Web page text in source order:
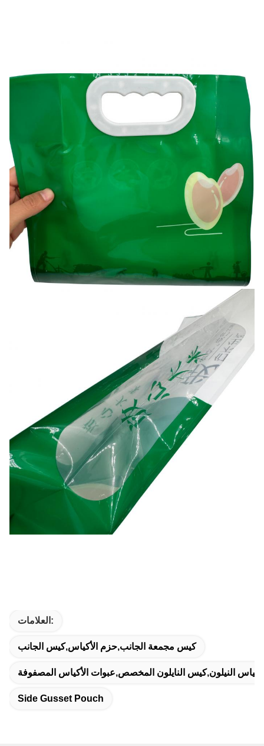
العلامات:
كيس مجمعة الجانب,حزم الأكياس,كيس الجانب
النيلون,كيس النايلون المخصص,عبوات الأكياس المصفوفة
Side Gusset Pouch